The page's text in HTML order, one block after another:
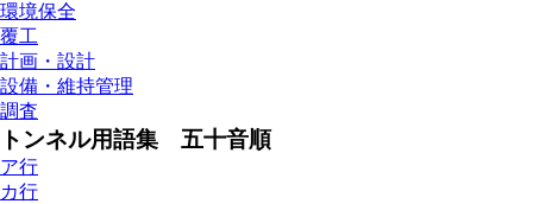
環境保全
覆工
計画・設計
設備・維持管理
調査
トンネル用語集 五十音順
ア行
カ行